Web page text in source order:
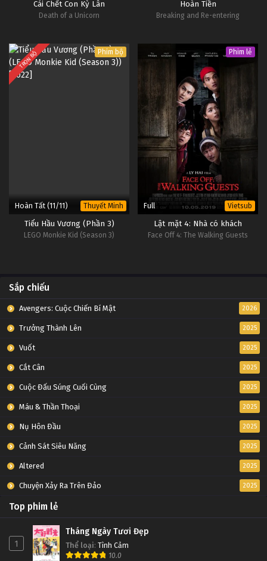
Cái Chết Con Kỳ Lân
Death of a Unicorn
Hoàn Tiền
Breaking and Re-entering
TRỌN BỘ Phim bộ
Hoàn Tất (11/11) Thuyết Minh
Tiểu Hầu Vương (Phần 3)
LEGO Monkie Kid (Season 3)
Phim lẻ
Full Vietsub
Lật mặt 4: Nhà có khách
Face Off 4: The Walking Guests
Sắp chiếu
Avengers: Cuộc Chiến Bí Mật 2026
Trưởng Thành Lên 2025
Vuốt 2025
Cắt Cân 2025
Cuộc Đấu Súng Cuối Cùng 2025
Máu & Thần Thoại 2025
Nụ Hôn Đầu 2025
Cảnh Sát Siêu Năng 2025
Altered 2025
Chuyện Xảy Ra Trên Đảo 2025
Top phim lẻ
1
Tháng Ngày Tươi Đẹp
Thể loại: Tình Cảm
10.0